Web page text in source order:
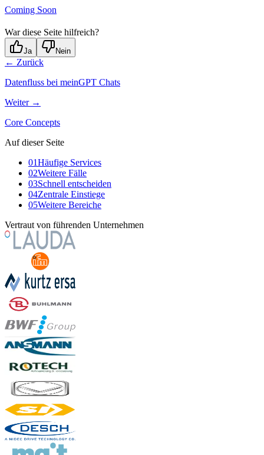
Coming Soon
War diese Seite hilfreich?
Ja Nein
← Zurück
Datenfluss bei meinGPT Chats
Weiter →
Core Concepts
Auf dieser Seite
01Häufige Services
02Weitere Fälle
03Schnell entscheiden
04Zentrale Einstiege
05Weitere Bereiche
Vertraut von führenden Unternehmen